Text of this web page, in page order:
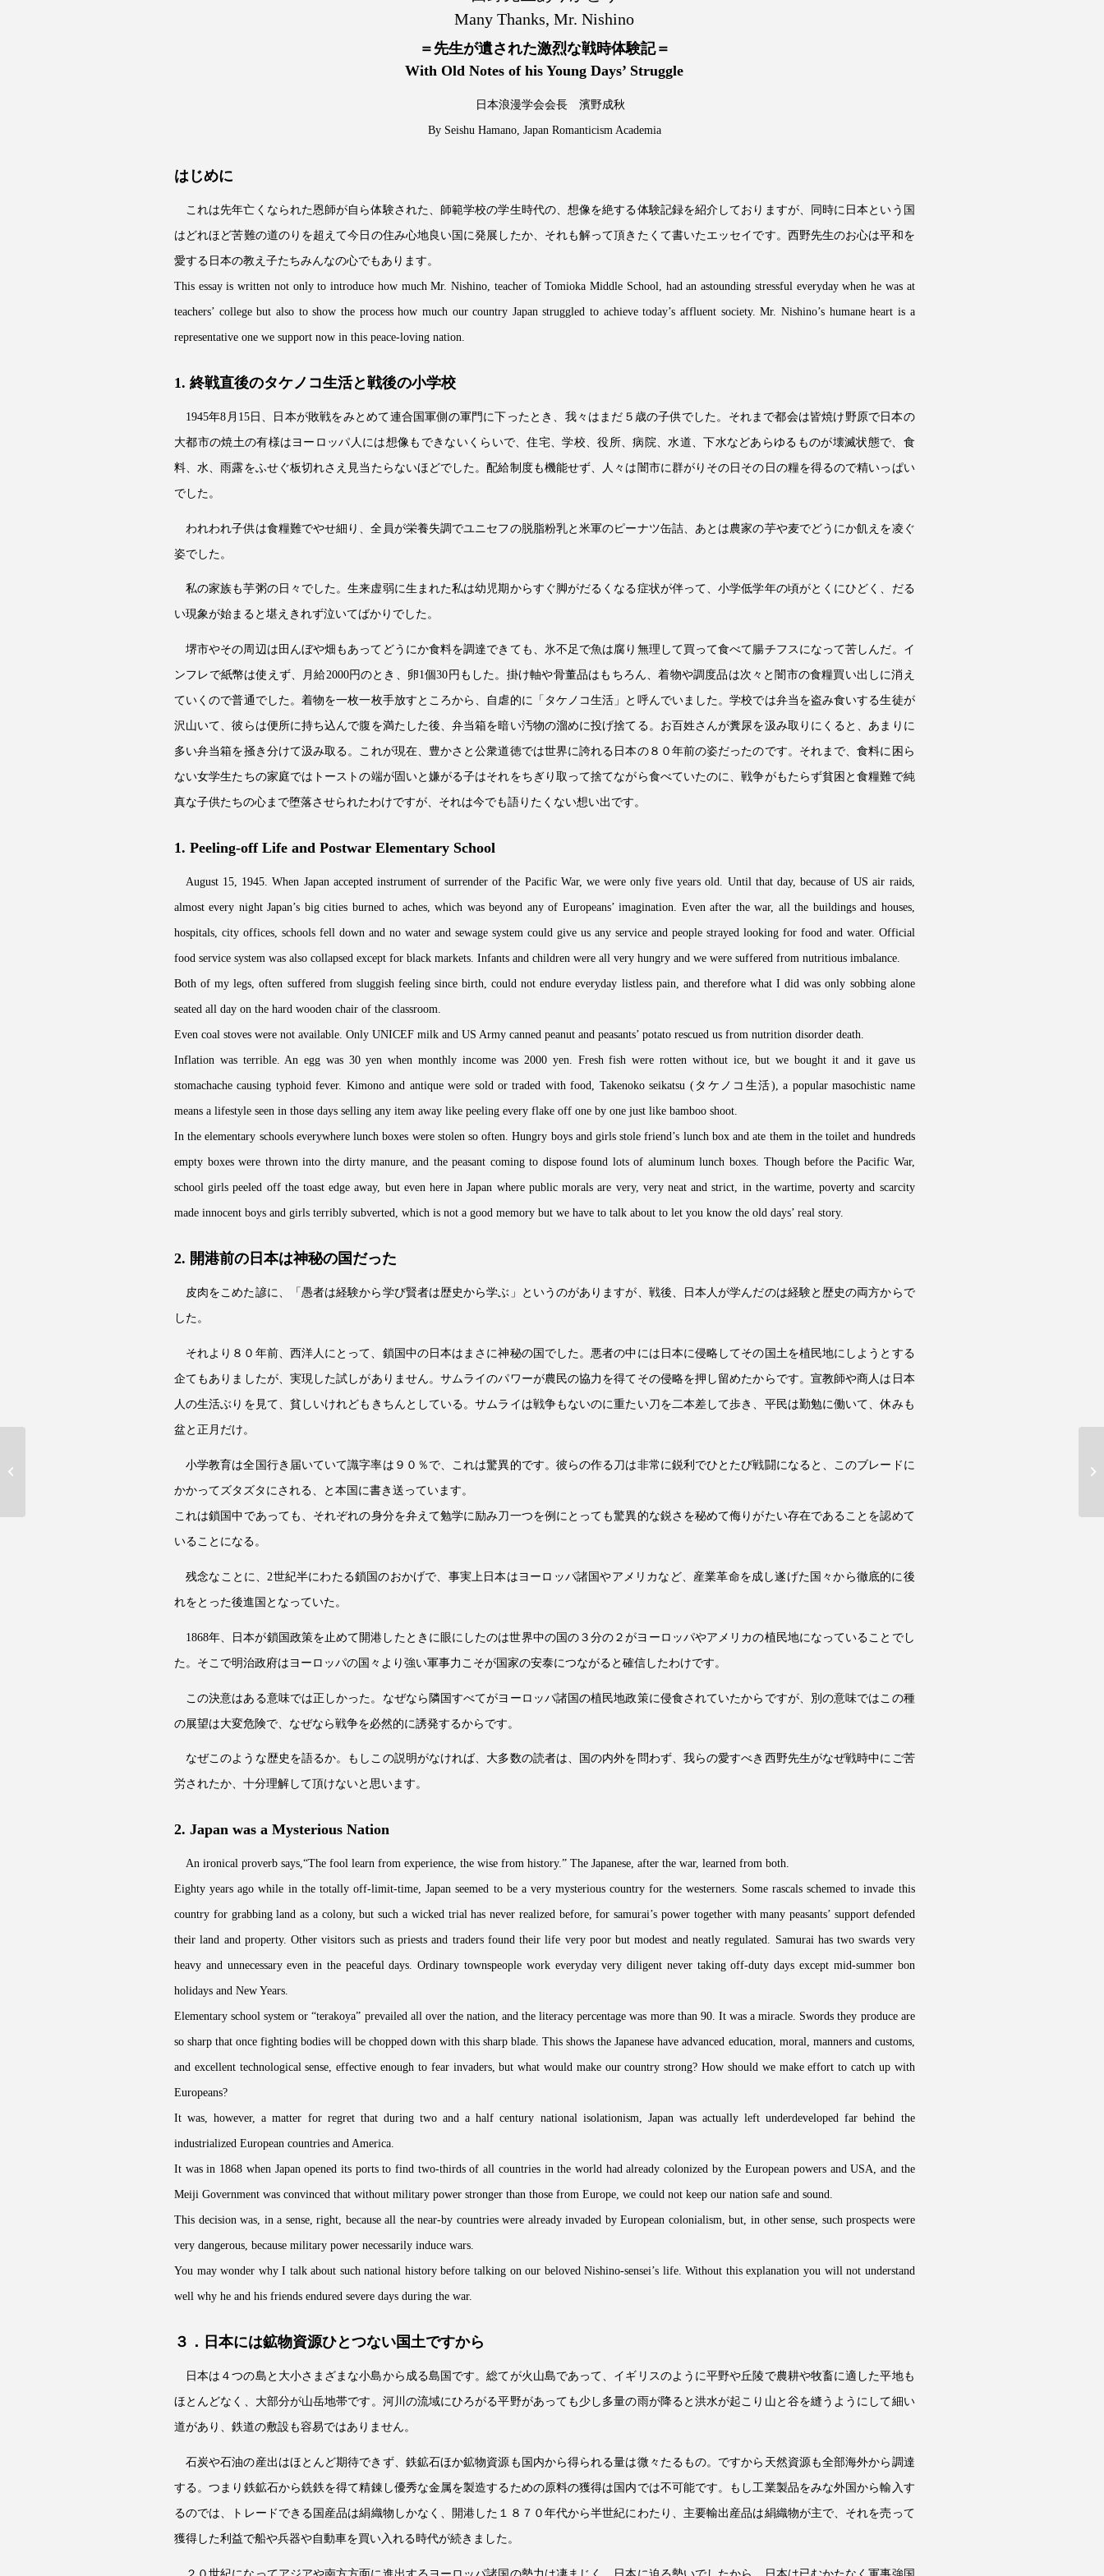
Many Thanks, Mr. Nishino
＝先生が遺された激烈な戦時体験記＝
With Old Notes of his Young Days’ Struggle
日本浪漫学会会長 濱野成秋
By Seishu Hamano, Japan Romanticism Academia
はじめに
これは先年亡くなられた恩師が自ら体験された、師範学校の学生時代の、想像を絶する体験記録を紹介しておりますが、同時に日本という国
はどれほど苦難の道のりを超えて今日の住み心地良い国に発展したか、それも解って頂きたくて書いたエッセイです。西野先生のお心は平和を
愛する日本の教え子たちみんなの心でもあります。
This essay is written not only to introduce how much Mr. Nishino, teacher of Tomioka Middle School, had an astounding stressful everyday when he was at
teachers’ college but also to show the process how much our country Japan struggled to achieve today’s affluent society. Mr. Nishino’s humane heart is a
representative one we support now in this peace-loving nation.
1. 終戦直後のタケノコ生活と戦後の小学校
1945年8月15日、日本が敗戦をみとめて連合国軍側の軍門に下ったとき、我々はまだ５歳の子供でした。それまで都会は皆焼け野原で日本の
大都市の焼土の有様はヨーロッパ人には想像もできないくらいで、住宅、学校、役所、病院、水道、下水などあらゆるものが壊滅状態で、食
料、水、雨露をふせぐ板切れさえ見当たらないほどでした。配給制度も機能せず、人々は闇市に群がりその日その日の糧を得るので精いっぱい
でした。
われわれ子供は食糧難でやせ細り、全員が栄養失調でユニセフの脱脂粉乳と米軍のピーナツ缶詰、あとは農家の芋や麦でどうにか飢えを凌ぐ
姿でした。
私の家族も芋粥の日々でした。生来虚弱に生まれた私は幼児期からすぐ脚がだるくなる症状が伴って、小学低学年の頃がとくにひどく、だる
い現象が始まると堪えきれず泣いてばかりでした。
堺市やその周辺は田んぼや畑もあってどうにか食料を調達できても、氷不足で魚は腐り無理して買って食べて腸チフスになって苦しんだ。イ
ンフレで紙幣は使えず、月給2000円のとき、卵1個30円もした。掛け軸や骨董品はもちろん、着物や調度品は次々と闇市の食糧買い出しに消え
ていくので普通でした。着物を一枚一枚手放すところから、自虐的に「タケノコ生活」と呼んでいました。学校では弁当を盗み食いする生徒が
沢山いて、彼らは便所に持ち込んで腹を満たした後、弁当箱を暗い汚物の溜めに投げ捨てる。お百姓さんが糞尿を汲み取りにくると、あまりに
多い弁当箱を掻き分けて汲み取る。これが現在、豊かさと公衆道徳では世界に誇れる日本の８０年前の姿だったのです。それまで、食料に困ら
ない女学生たちの家庭ではトーストの端が固いと嫌がる子はそれをちぎり取って捨てながら食べていたのに、戦争がもたらず貧困と食糧難で純
真な子供たちの心まで堕落させられたわけですが、それは今でも語りたくない想い出です。
1. Peeling-off Life and Postwar Elementary School
August 15, 1945. When Japan accepted instrument of surrender of the Pacific War, we were only five years old. Until that day, because of US air raids,
almost every night Japan’s big cities burned to aches, which was beyond any of Europeans’ imagination. Even after the war, all the buildings and houses,
hospitals, city offices, schools fell down and no water and sewage system could give us any service and people strayed looking for food and water. Official
food service system was also collapsed except for black markets. Infants and children were all very hungry and we were suffered from nutritious imbalance.
Both of my legs, often suffered from sluggish feeling since birth, could not endure everyday listless pain, and therefore what I did was only sobbing alone
seated all day on the hard wooden chair of the classroom.
Even coal stoves were not available. Only UNICEF milk and US Army canned peanut and peasants’ potato rescued us from nutrition disorder death.
Inflation was terrible. An egg was 30 yen when monthly income was 2000 yen. Fresh fish were rotten without ice, but we bought it and it gave us
stomachache causing typhoid fever. Kimono and antique were sold or traded with food, Takenoko seikatsu (タケノコ生活), a popular masochistic name
means a lifestyle seen in those days selling any item away like peeling every flake off one by one just like bamboo shoot.
In the elementary schools everywhere lunch boxes were stolen so often. Hungry boys and girls stole friend’s lunch box and ate them in the toilet and hundreds
empty boxes were thrown into the dirty manure, and the peasant coming to dispose found lots of aluminum lunch boxes. Though before the Pacific War,
school girls peeled off the toast edge away, but even here in Japan where public morals are very, very neat and strict, in the wartime, poverty and scarcity
made innocent boys and girls terribly subverted, which is not a good memory but we have to talk about to let you know the old days’ real story.
2. 開港前の日本は神秘の国だった
皮肉をこめた諺に、「愚者は経験から学び賢者は歴史から学ぶ」というのがありますが、戦後、日本人が学んだのは経験と歴史の両方からで
した。
それより８０年前、西洋人にとって、鎖国中の日本はまさに神秘の国でした。悪者の中には日本に侵略してその国土を植民地にしようとする
企てもありましたが、実現した試しがありません。サムライのパワーが農民の協力を得てその侵略を押し留めたからです。宣教師や商人は日本
人の生活ぶりを見て、貧しいけれどもきちんとしている。サムライは戦争もないのに重たい刀を二本差して歩き、平民は勤勉に働いて、休みも
盆と正月だけ。
小学教育は全国行き届いていて識字率は９０％で、これは驚異的です。彼らの作る刀は非常に鋭利でひとたび戦闘になると、このブレードに
かかってズタズタにされる、と本国に書き送っています。
これは鎖国中であっても、それぞれの身分を弁えて勉学に励み刀一つを例にとっても驚異的な鋭さを秘めて侮りがたい存在であることを認めて
いることになる。
残念なことに、2世紀半にわたる鎖国のおかげで、事実上日本はヨーロッパ諸国やアメリカなど、産業革命を成し遂げた国々から徹底的に後
れをとった後進国となっていた。
1868年、日本が鎖国政策を止めて開港したときに眼にしたのは世界中の国の３分の２がヨーロッパやアメリカの植民地になっていることでし
た。そこで明治政府はヨーロッパの国々より強い軍事力こそが国家の安泰につながると確信したわけです。
この決意はある意味では正しかった。なぜなら隣国すべてがヨーロッパ諸国の植民地政策に侵食されていたからですが、別の意味ではこの種
の展望は大変危険で、なぜなら戦争を必然的に誘発するからです。
なぜこのような歴史を語るか。もしこの説明がなければ、大多数の読者は、国の内外を問わず、我らの愛すべき西野先生がなぜ戦時中にご苦
労されたか、十分理解して頂けないと思います。
2. Japan was a Mysterious Nation
An ironical proverb says,“The fool learn from experience, the wise from history.” The Japanese, after the war, learned from both.
Eighty years ago while in the totally off-limit-time, Japan seemed to be a very mysterious country for the westerners. Some rascals schemed to invade this
country for grabbing land as a colony, but such a wicked trial has never realized before, for samurai’s power together with many peasants’ support defended
their land and property. Other visitors such as priests and traders found their life very poor but modest and neatly regulated. Samurai has two swards very
heavy and unnecessary even in the peaceful days. Ordinary townspeople work everyday very diligent never taking off-duty days except mid-summer bon
holidays and New Years.
Elementary school system or “terakoya” prevailed all over the nation, and the literacy percentage was more than 90. It was a miracle. Swords they produce are
so sharp that once fighting bodies will be chopped down with this sharp blade. This shows the Japanese have advanced education, moral, manners and customs,
and excellent technological sense, effective enough to fear invaders, but what would make our country strong? How should we make effort to catch up with
Europeans?
It was, however, a matter for regret that during two and a half century national isolationism, Japan was actually left underdeveloped far behind the
industrialized European countries and America.
It was in 1868 when Japan opened its ports to find two-thirds of all countries in the world had already colonized by the European powers and USA, and the
Meiji Government was convinced that without military power stronger than those from Europe, we could not keep our nation safe and sound.
This decision was, in a sense, right, because all the near-by countries were already invaded by European colonialism, but, in other sense, such prospects were
very dangerous, because military power necessarily induce wars.
You may wonder why I talk about such national history before talking on our beloved Nishino-sensei’s life. Without this explanation you will not understand
well why he and his friends endured severe days during the war.
３．日本には鉱物資源ひとつない国土ですから
日本は４つの島と大小さまざまな小島から成る島国です。総てが火山島であって、イギリスのように平野や丘陵で農耕や牧畜に適した平地も
ほとんどなく、大部分が山岳地帯です。河川の流域にひろがる平野があっても少し多量の雨が降ると洪水が起こり山と谷を縫うようにして細い
道があり、鉄道の敷設も容易ではありません。
石炭や石油の産出はほとんど期待できず、鉄鉱石ほか鉱物資源も国内から得られる量は微々たるもの。ですから天然資源も全部海外から調達
する。つまり鉄鉱石から銑鉄を得て精錬し優秀な金属を製造するための原料の獲得は国内では不可能です。もし工業製品をみな外国から輸入す
るのでは、トレードできる国産品は絹織物しかなく、開港した１８７０年代から半世紀にわたり、主要輸出産品は絹織物が主で、それを売って
獲得した利益で船や兵器や自動車を買い入れる時代が続きました。